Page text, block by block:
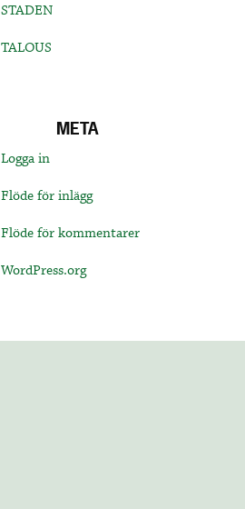
STADEN
TALOUS
META
Logga in
Flöde för inlägg
Flöde för kommentarer
WordPress.org